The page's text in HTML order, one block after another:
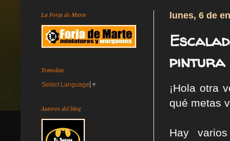
lunes, 6 de
pintura
¡Hola otra
qué metas
Hay
La Forja de Marte
Translate
Select Language ▼
Autores del blog